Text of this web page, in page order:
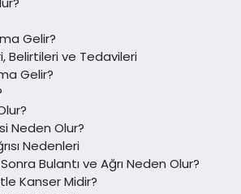
Gelir?
Belirtileri ve Tedavileri
Gelir?
Neden Olur?
Nedenleri
Bulantı ve Ağrı Neden Olur?
Kanser Midir?